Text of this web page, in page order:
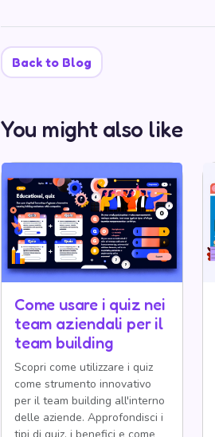
Back to Blog
You might also like
Come usare i quiz nei
team aziendali per il
team building
Scopri come utilizzare i quiz
come strumento innovativo
per il team building all'interno
delle aziende. Approfondisci i